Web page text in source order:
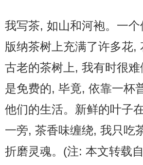
我写茶, 如山和河袍。一个
版纳茶树上充满了许多花,
古老的茶树上, 我有时很
是免费的, 毕竟, 依靠一杯
他们的生活。新鲜的叶子
一旁, 茶香味缠绕, 我只吃
折磨灵魂。(注: 本文转载自